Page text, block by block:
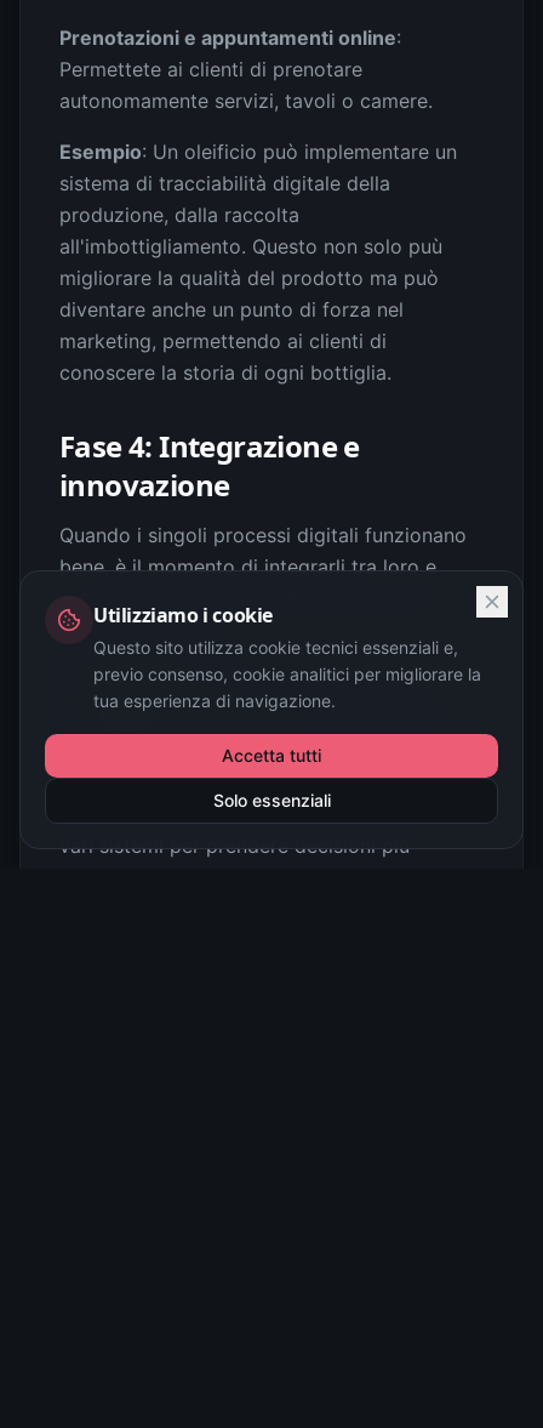
Prenotazioni e appuntamenti online:
Permettete ai clienti di prenotare
autonomamente servizi, tavoli o camere.
Esempio: Un oleificio può implementare un
sistema di tracciabilità digitale della
produzione, dalla raccolta
all'imbottigliamento. Questo non solo puù
migliorare la qualità del prodotto ma può
diventare anche un punto di forza nel
marketing, permettendo ai clienti di
conoscere la storia di ogni bottiglia.
Fase 4: Integrazione e
innovazione
Quando i singoli processi digitali funzionano
bene, è il momento di integrarli tra loro e
Azioni concrete:
Integrazione tra sistemi: Fate in modo che i
vari software "parlino" tra loro, evitando
duplicazioni di dati e attività.
: Utilizzate i dati raccolti dai
vari sistemi per prendere decisioni più
Utilizziamo i cookie
Questo sito utilizza cookie tecnici essenziali e,
previo consenso, cookie analitici per migliorare la
tua esperienza di navigazione.
Accetta tutti
Solo essenziali